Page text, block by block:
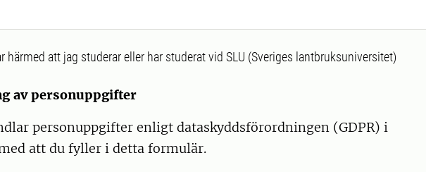
härmed att jag studerar eller har studerat vid SLU (Sveriges lantbruksuniversitet)
av personuppgifter
personuppgifter enligt dataskyddsförordningen (GDPR) i
att du fyller i detta formulär.